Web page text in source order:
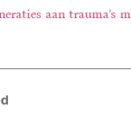
aan trauma’s